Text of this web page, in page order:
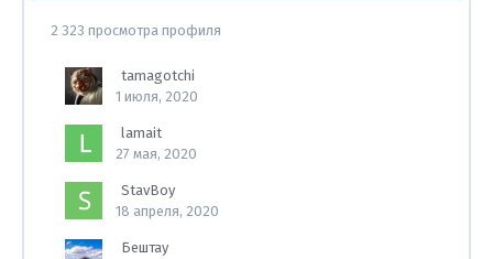
2 323 просмотра профиля
tamagotchi
1 июля, 2020
lamait
27 мая, 2020
StavBoy
18 апреля, 2020
Бештау